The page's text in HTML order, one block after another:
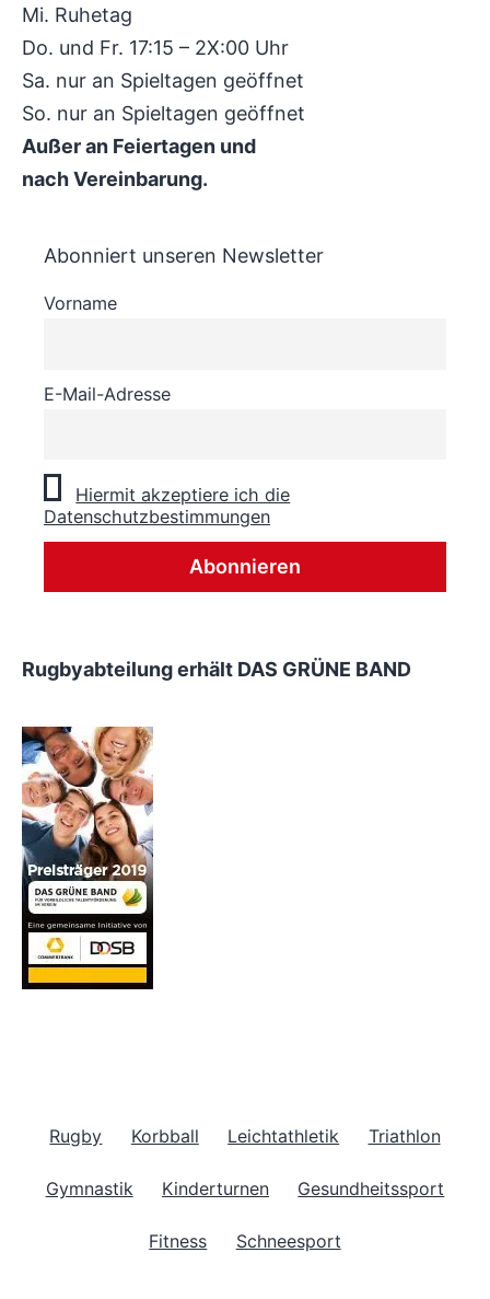
Mi. Ruhetag
Do. und Fr. 17:15 – 2X:00 Uhr
Sa. nur an Spieltagen geöffnet
So. nur an Spieltagen geöffnet
Außer an Feiertagen und
nach Vereinbarung.
Abonniert unseren Newsletter
Vorname
E-Mail-Adresse
Hiermit akzeptiere ich die
Datenschutzbestimmungen
Rugbyabteilung erhält DAS GRÜNE BAND
Rugby Korbball Leichtathletik Triathlon
Gymnastik Kinderturnen Gesundheitssport
Fitness Schneesport